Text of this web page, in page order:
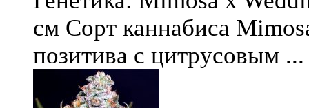
см Сорт каннабиса
позитива с цитрусовым ...